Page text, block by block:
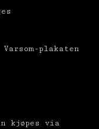
plakaten
kjøpes via